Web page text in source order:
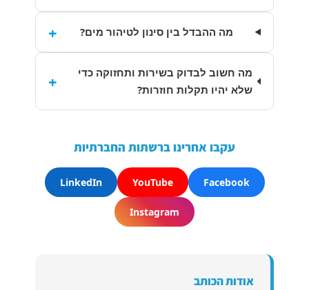
מה ההבדל בין סינון לטיהור מים? +
מה חשוב לבדוק בשירות ותחזוקה כדי
שלא יהיו תקלות חוזרות?
+
עקבו אחרינו ברשתות החברתיות
Facebook
YouTube
LinkedIn
Instagram
אודות הכותב